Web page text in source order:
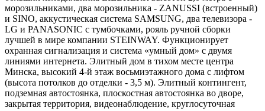
морозильниками, два морозильника - ZANUSSI (встроенный)
и SINO, аккустическая система SAMSUNG, два телевизора -
LG и PANASONIC с тумбочками, рояль ручной сборки
лучшей в мире компании STEINWAY. Функционирует
охранная сигнализация и система «умный дом» с двумя
линиями интернета. Элитный дом в тихом месте центра
Минска, высокий 4-й этаж восьмиэтажного дома с лифтом
(высота потолков до отделки - 3,5 м). Элитный контингент,
подземная автостоянка, плоскостная автостоянка во дворе,
закрытая территория, видеонаблюдение, круглосуточная